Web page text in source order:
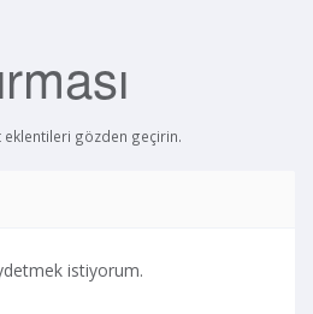
eklentileri gözden geçirin.
istiyorum.